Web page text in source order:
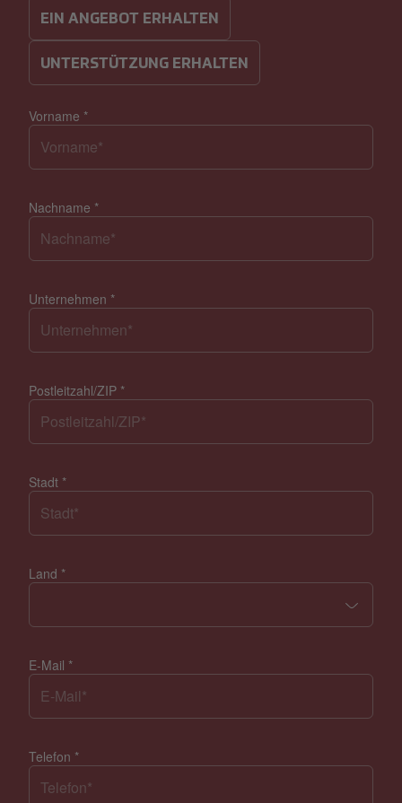
EIN ANGEBOT ERHALTEN
UNTERSTÜTZUNG ERHALTEN
Vorname *
Nachname *
Unternehmen *
Postleitzahl/ZIP *
Stadt *
Land *
E-Mail *
Telefon *